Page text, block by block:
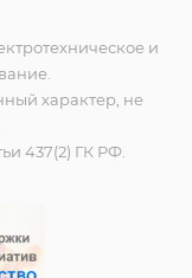
и
характер, не
437(2) ГК РФ.